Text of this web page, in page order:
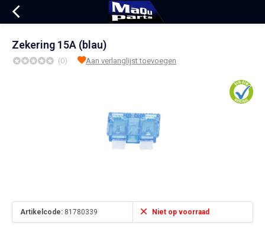
Zekering 15A (blau)
(0) Aan verlanglijst toevoegen
Artikelcode: 81780339 Niet op voorraad